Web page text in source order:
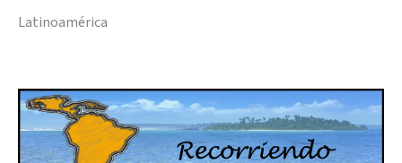
Latinoamérica